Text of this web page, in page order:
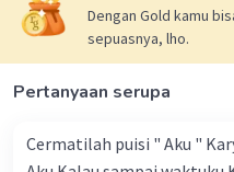
Dengan Gold kamu
sepuasnya, lho.
Pertanyaan serupa
Cermatilah puisi " Aku "